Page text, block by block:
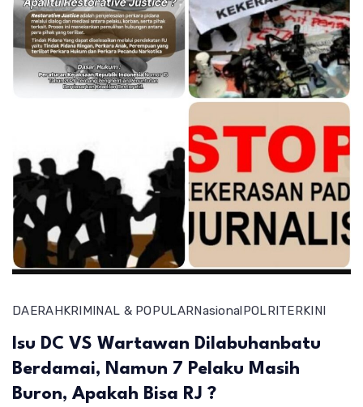
DAERAHKRIMINAL & POPULARNasionalPOLRITERKINI
Isu DC VS Wartawan Dilabuhanbatu
Berdamai, Namun 7 Pelaku Masih
Buron, Apakah Bisa RJ ?